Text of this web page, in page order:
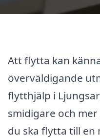
Att flytta kan
överväldigande
flytthjälp i
smidigare och
du ska flytta till en